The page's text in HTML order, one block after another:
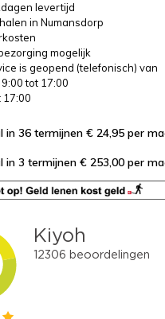
levertijd
in Numansdorp
mogelijk
is geopend (telefonisch) van
tot 17:00
17:00
in 36 termijnen € 24,95 per
in 3 termijnen € 253,00 per